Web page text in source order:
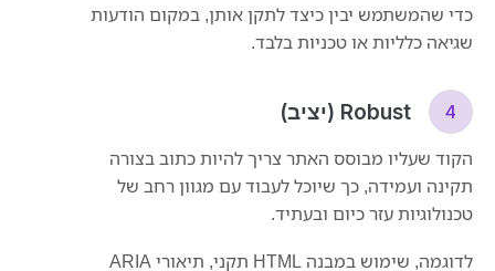
כדי שהמשתמש יבין כיצד לתקן אותן, במקום הודעות
שגיאה כלליות או טכניות בלבד.
Robust (יציב)
הקוד שעליו מבוסס האתר צריך להיות כתוב בצורה
תקינה ועמידה, כך שיוכל לעבוד עם מגוון רחב של
טכנולוגיות עזר כיום ובעתיד.
לדוגמה, שימוש במבנה HTML תקני, תיאורי ARIA